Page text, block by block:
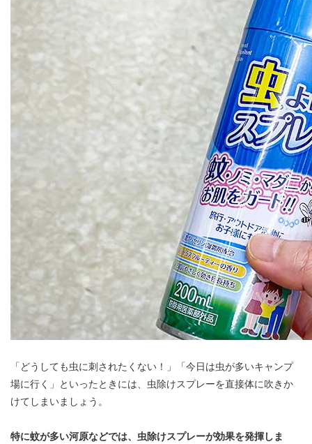
「どうしても虫に刺されたくない！」「今日は虫が多いキャンプ
場に行く」といったときには、虫除けスプレーを直接体に吹きか
けてしまいましょう。
特に蚊が多い河原などでは、虫除けスプレーが効果を発揮しま